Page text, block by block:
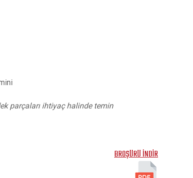
parçaları ihtiyaç halinde temin
BROŞÜRÜ İNDİR